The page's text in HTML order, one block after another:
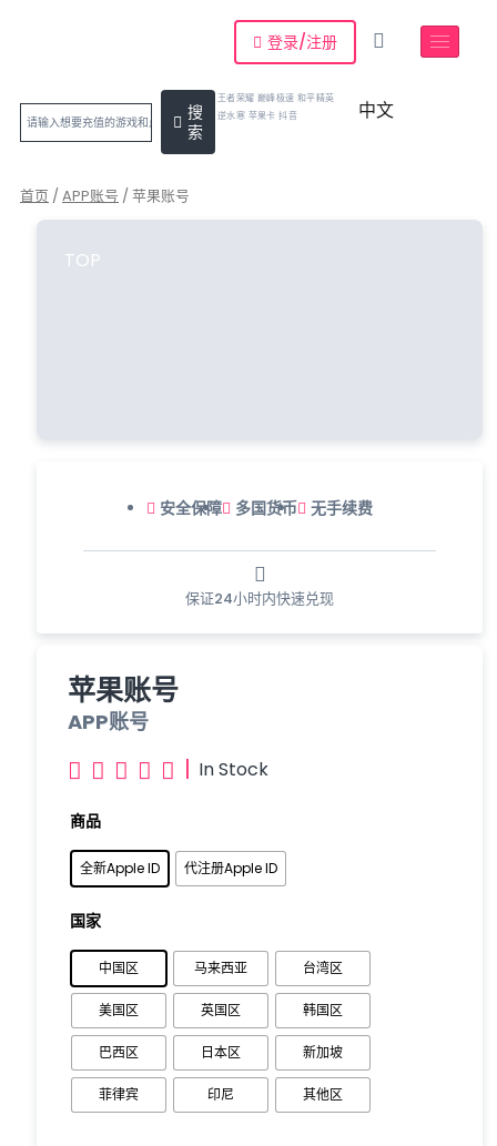
登录/注册
搜
索
王者荣耀 巅峰极速 和平精英
逆水寒 苹果卡 抖音
中文
首页 / APP账号 / 苹果账号
TOP
安全保障 多国货币 无手续费
保证24小时内快速兑现
苹果账号
APP账号
     | In Stock
商品
全新Apple ID 代注册Apple ID
国家
中国区 马来西亚 台湾区
美国区 英国区 韩国区
巴西区 日本区 新加坡
菲律宾 印尼 其他区